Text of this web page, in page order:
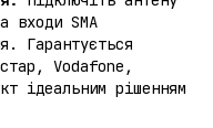
входи SMA
Гарантується
Vodafone,
ідеальним рішенням